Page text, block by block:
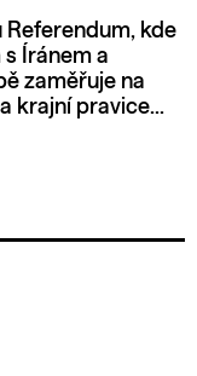
Referendum, kde
Íránem a
zaměřuje na
krajní pravice...